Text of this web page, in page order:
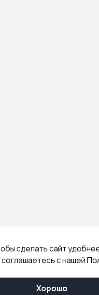
сделать сайт
с нашей
Хорошо